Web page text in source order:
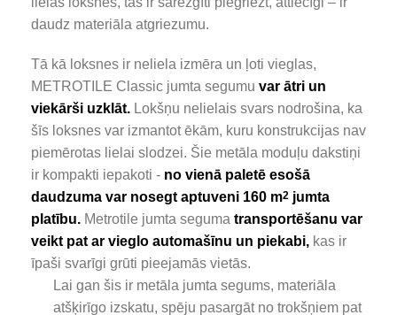
daudz materiāla atgriezumu.
Tā kā loksnes ir neliela izmēra un ļoti vieglas,
METROTILE Classic jumta segumu var ātri un
viekārši uzklāt. Lokšņu nelielais svars nodrošina, ka
šīs loksnes var izmantot ēkām, kuru konstrukcijas nav
piemērotas lielai slodzei. Šie metāla moduļu dakstiņi
ir kompakti iepakoti - no vienā paletē esošā
daudzuma var nosegt aptuveni 160 m2 jumta
platību. Metrotile jumta seguma transportēšanu var
veikt pat ar vieglo automašīnu un piekabi, kas ir
īpaši svarīgi grūti pieejamās vietās.
Lai gan šis ir metāla jumta segums, materiāla
atšķirīgo izskatu, spēju pasargāt no trokšņiem pat